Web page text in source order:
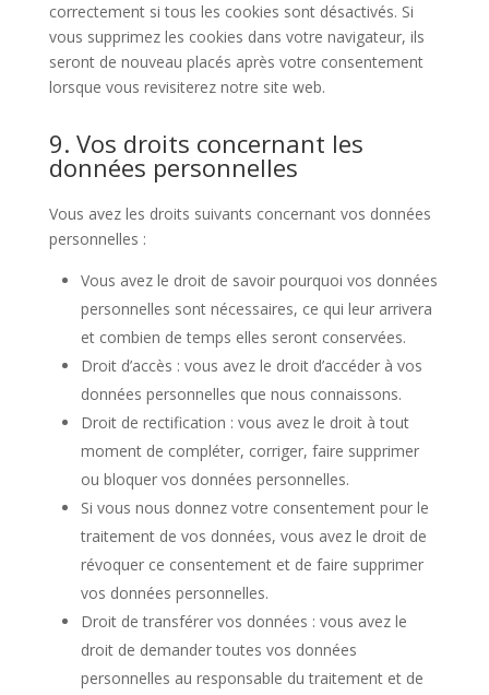
correctement si tous les cookies sont désactivés. Si
vous supprimez les cookies dans votre navigateur, ils
seront de nouveau placés après votre consentement
lorsque vous revisiterez notre site web.
9. Vos droits concernant les
données personnelles
Vous avez les droits suivants concernant vos données
personnelles :
Vous avez le droit de savoir pourquoi vos données
personnelles sont nécessaires, ce qui leur arrivera
et combien de temps elles seront conservées.
Droit d’accès : vous avez le droit d’accéder à vos
données personnelles que nous connaissons.
Droit de rectification : vous avez le droit à tout
moment de compléter, corriger, faire supprimer
ou bloquer vos données personnelles.
Si vous nous donnez votre consentement pour le
traitement de vos données, vous avez le droit de
révoquer ce consentement et de faire supprimer
vos données personnelles.
Droit de transférer vos données : vous avez le
droit de demander toutes vos données
personnelles au responsable du traitement et de